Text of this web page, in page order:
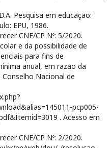
Pesquisa em educação:
EPU, 1986.
CNE/CP Nº: 5/2020.
e da possibilidade de
para fins de
anual, em razão da
Conselho Nacional de
pcp005-
. Acesso em
CNE/CP Nº: 2/2020.